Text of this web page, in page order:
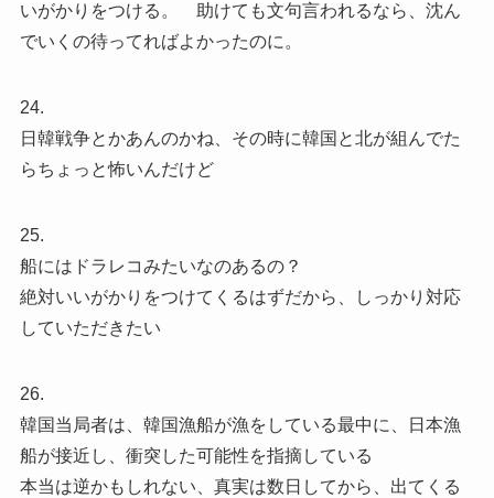
いがかりをつける。 助けても文句言われるなら、沈ん
でいくの待ってればよかったのに。
24.
日韓戦争とかあんのかね、その時に韓国と北が組んでた
らちょっと怖いんだけど
25.
船にはドラレコみたいなのあるの？
絶対いいがかりをつけてくるはずだから、しっかり対応
していただきたい
26.
韓国当局者は、韓国漁船が漁をしている最中に、日本漁
船が接近し、衝突した可能性を指摘している
本当は逆かもしれない、真実は数日してから、出てくる